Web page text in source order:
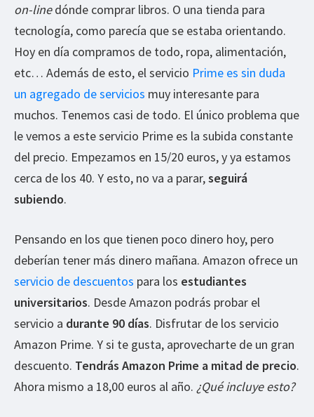
on-linedónde comprar libros. O una tienda para
tecnología, como parecía que se estaba orientando.
Hoy en día compramos de todo, ropa, alimentación,
etc… Además de esto, el servicio Prime es sin duda
un agregado de servicios muy interesante para
muchos. Tenemos casi de todo. El único problema que
le vemos a este servicio Prime es la subida constante
del precio. Empezamos en 15/20 euros, y ya estamos
cerca de los 40. Y esto, no va a parar,seguirá
subiendo.
Pensando en los que tienen poco dinero hoy, pero
deberían tener más dinero mañana. Amazon ofrece un
servicio de descuentos para los estudiantes
universitarios. Desde Amazon podrás probar el
servicio a durante 90 días. Disfrutar de los servicio
Amazon Prime. Y si te gusta, aprovecharte de un gran
descuento. Tendrás Amazon Prime a mitad de precio.
Ahora mismo a 18,00 euros al año. ¿Qué incluye esto?